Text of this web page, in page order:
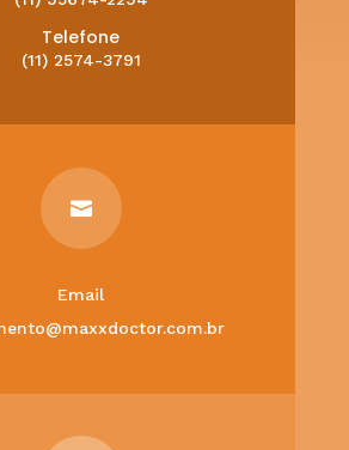
Telefone
(11) 2574-3791

Email